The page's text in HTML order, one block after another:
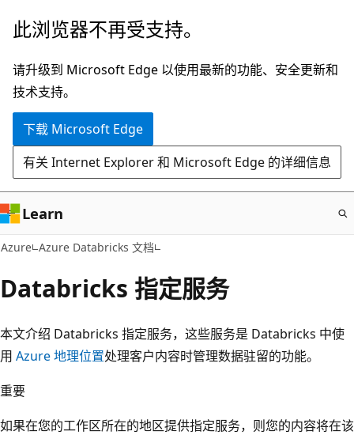
跳
主
要
内
此浏览器不再受支持。
请升级到 Microsoft Edge 以使用最新的功能、安全更新和
技术支持。
下载 Microsoft Edge
有关 Internet Explorer 和 Microsoft Edge 的详细信息
Learn
Azure Azure Databricks 文档
Databricks 指定服务
本文介绍 Databricks 指定服务，这些服务是 Databricks 中使
用 Azure 地理位置处理客户内容时管理数据驻留的功能。
重要
如果在您的工作区所在的地区提供指定服务，则您的内容将在该